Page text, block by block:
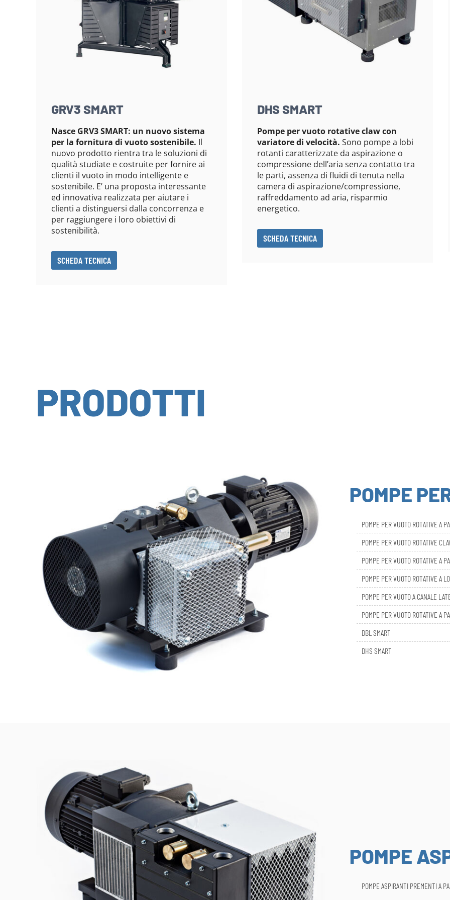
GRV3 SMART
Nasce GRV3 SMART: un nuovo sistema
per la fornitura di vuoto sostenibile. Il
nuovo prodotto rientra tra le soluzioni di
qualità studiate e costruite per fornire ai
clienti il vuoto in modo intelligente e
sostenibile. E’ una proposta interessante
ed innovativa realizzata per aiutare i
clienti a distinguersi dalla concorrenza e
per raggiungere i loro obiettivi di
sostenibilità.
SCHEDA TECNICA
DHS SMART
Pompe per vuoto rotative claw con
variatore di velocità. Sono pompe a lobi
rotanti caratterizzate da aspirazione o
compressione dell’aria senza contatto tra
le parti, assenza di fluidi di tenuta nella
camera di aspirazione/compressione,
raffreddamento ad aria, risparmio
energetico.
SCHEDA TECNICA
PRODOTTI
POMPE
POMPE PER VUOTO ROTATIVE A
POMPE PER VUOTO ROTATIVE
POMPE PER VUOTO ROTATIVE A
POMPE PER VUOTO ROTATIVE A
POMPE PER VUOTO A CANALE
POMPE PER VUOTO ROTATIVE A
DBL SMART
DHS SMART
POMPE
POMPE ASPIRANTI PREMENTI A